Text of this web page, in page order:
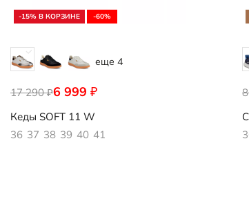
-15% В КОРЗИНЕ -60%
еще 4
6 999 ₽
17 290₽
235813/61581
Кеды SOFT 11 W
36 37 38 39 40 41